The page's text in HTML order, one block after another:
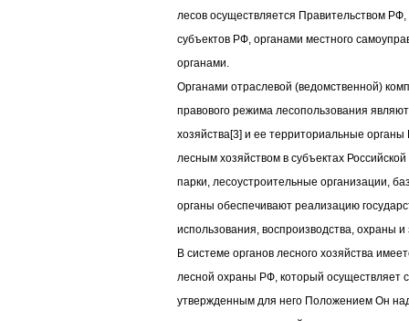
лесов осуществляется Правительством
субъектов РФ, органами местного
органами.
Органами отраслевой (ведомственной)
правового режима лесопользования
хозяйства[3] и ее территориальные
лесным хозяйством в субъектах
парки, лесоустроительные организации,
органы обеспечивают реализацию
использования, воспроизводства, охраны
В системе органов лесного хозяйства
лесной охраны РФ, который осуществляет
утвержденным для него Положением Он